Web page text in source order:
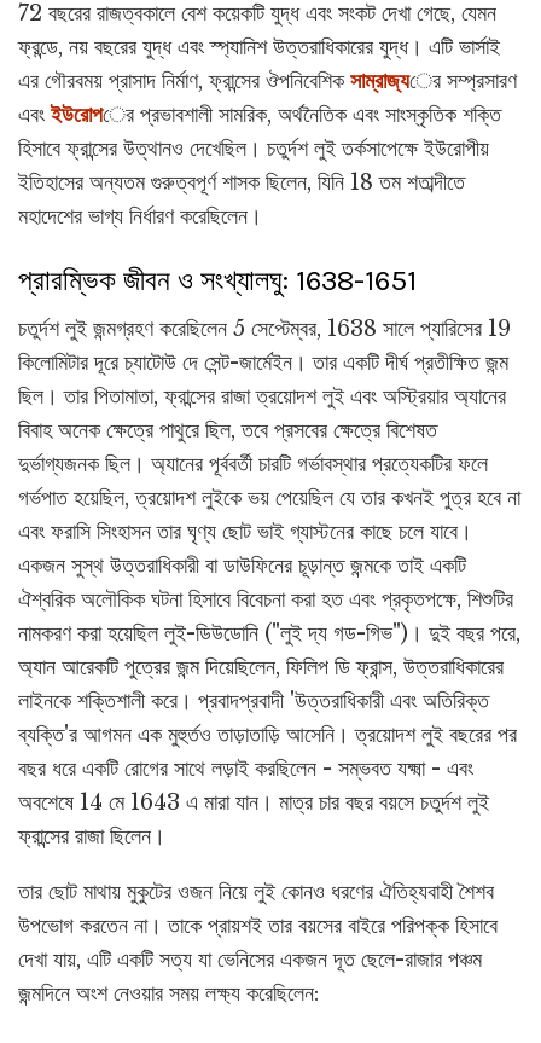
72 বছরের রাজত্বকালে বেশ কয়েকটি যুদ্ধ এবং সংকট দেখা গেছে, যেমন
ফ্রন্ডে, নয় বছরের যুদ্ধ এবং স্প্যানিশ উত্তরাধিকারের যুদ্ধ। এটি ভার্সাই
এর গৌরবময় প্রাসাদ নির্মাণ, ফ্রান্সের ঔপনিবেশিকসাম্রাজ্যের সম্প্রসারণ
এবংইউরোপের প্রভাবশালী সামরিক, অর্থনৈতিক এবং সাংস্কৃতিক শক্তি
হিসাবে ফ্রান্সের উত্থানও দেখেছিল। চতুর্দশ লুই তর্কসাপেক্ষে ইউরোপীয়
ইতিহাসের অন্যতম গুরুত্বপূর্ণ শাসক ছিলেন, যিনি 18 তম শতাব্দীতে
মহাদেশের ভাগ্য নির্ধারণ করেছিলেন।
প্রারম্ভিক জীবন ও সংখ্যালঘু: 1638-1651
চতুর্দশ লুই জন্মগ্রহণ করেছিলেন 5 সেপ্টেম্বর, 1638 সালে প্যারিসের 19
কিলোমিটার দূরে চ্যাটোউ দে সেন্ট-জার্মেইন। তার একটি দীর্ঘ প্রতীক্ষিত জন্ম
ছিল। তার পিতামাতা, ফ্রান্সের রাজা ত্রয়োদশ লুই এবং অস্ট্রিয়ার অ্যানের
বিবাহ অনেক ক্ষেত্রে পাথুরে ছিল, তবে প্রসবের ক্ষেত্রে বিশেষত
দুর্ভাগ্যজনক ছিল। অ্যানের পূর্ববর্তী চারটি গর্ভাবস্থার প্রত্যেকটির ফলে
গর্ভপাত হয়েছিল, ত্রয়োদশ লুইকে ভয় পেয়েছিল যে তার কখনই পুত্র হবে না
এবং ফরাসি সিংহাসন তার ঘৃণ্য ছোট ভাই গ্যাস্টনের কাছে চলে যাবে।
একজন সুস্থ উত্তরাধিকারী বা ডাউফিনের চূড়ান্ত জন্মকে তাই একটি
ঐশ্বরিক অলৌকিক ঘটনা হিসাবে বিবেচনা করা হত এবং প্রকৃতপক্ষে, শিশুটির
নামকরণ করা হয়েছিল লুই-ডিউডোনি ("লুই দ্য গড-গিভ")। দুই বছর পরে,
অ্যান আরেকটি পুত্রের জন্ম দিয়েছিলেন, ফিলিপ ডি ফ্রান্স, উত্তরাধিকারের
লাইনকে শক্তিশালী করে। প্রবাদপ্রবাদী 'উত্তরাধিকারী এবং অতিরিক্ত
ব্যক্তি'র আগমন এক মুহুর্তও তাড়াতাড়ি আসেনি। ত্রয়োদশ লুই বছরের পর
বছর ধরে একটি রোগের সাথে লড়াই করছিলেন - সম্ভবত যক্ষ্মা - এবং
অবশেষে 14 মে 1643 এ মারা যান। মাত্র চার বছর বয়সে চতুর্দশ লুই
ফ্রান্সের রাজা ছিলেন।
তার ছোট মাথায় মুকুটের ওজন নিয়ে লুই কোনও ধরণের ঐতিহ্যবাহী শৈশব
উপভোগ করতেন না। তাকে প্রায়শই তার বয়সের বাইরে পরিপক্ক হিসাবে
দেখা যায়, এটি একটি সত্য যা ভেনিসের একজন দূত ছেলে-রাজার পঞ্চম
জন্মদিনে অংশ নেওয়ার সময় লক্ষ্য করেছিলেন: